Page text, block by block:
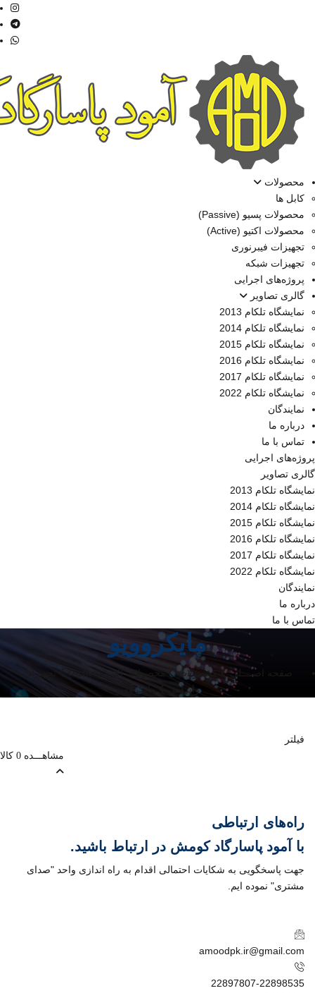
محصولات
کابل ها
محصولات پسیو (Passive)
محصولات اکتیو (Active)
تجهیزات فیبرنوری
تجهیزات شبکه
پروژه‌های اجرایی
گالری تصاویر
نمایشگاه تلکام 2013
نمایشگاه تلکام 2014
نمایشگاه تلکام 2015
نمایشگاه تلکام 2016
نمایشگاه تلکام 2017
نمایشگاه تلکام 2022
نمایندگان
درباره ما
تماس با ما
پروژه‌های اجرایی
گالری تصاویر
نمایشگاه تلکام 2013
نمایشگاه تلکام 2014
نمایشگاه تلکام 2015
نمایشگاه تلکام 2016
نمایشگاه تلکام 2017
نمایشگاه تلکام 2022
نمایندگان
درباره ما
تماس با ما
مایکروویو
صفحه اصــــلی محصولات محصولات اکتیو (Active)
تجهیزات
وایرلس
مایکروویو
فیلتر
مشاهـــده 0 کالا
راه‌های ارتباطی
با
آمود پاسارگاد کومش در ارتباط باشید.
جهت پاسخگویی به شکایات احتمالی اقدام به راه اندازی واحد "صدای
مشتری" نموده ایم.
amoodpk.ir@gmail.com
22897807-22898535